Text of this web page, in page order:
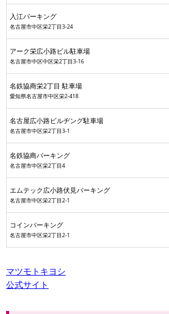
入江パーキング
名古屋市中区栄2丁目3-24
アーク栄広小路ビル駐車場
名古屋市中区中区栄2丁目3-16
名鉄協商栄2丁目 駐車場
愛知県名古屋市中区栄2-418
名古屋広小路ビルヂング駐車場
名古屋市中区栄2丁目3-1
名鉄協商パーキング
名古屋市中区栄2丁目4
エムテック広小路伏見パーキング
名古屋市中区栄2丁目2-1
コインパーキング
名古屋市中区栄2丁目2-1
マツモトキヨシ
公式サイト